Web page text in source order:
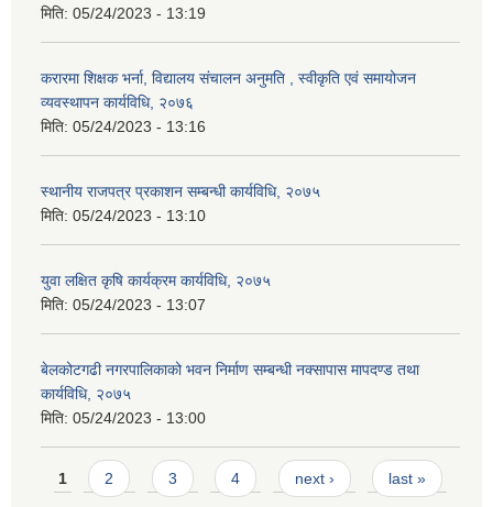
मिति: 05/24/2023 - 13:19
करारमा शिक्षक भर्ना, विद्यालय संचालन अनुमति , स्वीकृति एवं समायोजन
व्यवस्थापन कार्यविधि, २०७६
मिति: 05/24/2023 - 13:16
स्थानीय राजपत्र प्रकाशन सम्बन्धी कार्यविधि, २०७५
मिति: 05/24/2023 - 13:10
युवा लक्षित कृषि कार्यक्रम कार्यविधि, २०७५
मिति: 05/24/2023 - 13:07
बेलकोटगढी नगरपालिकाको भवन निर्माण सम्बन्धी नक्सापास मापदण्ड तथा
कार्यविधि, २०७५
मिति: 05/24/2023 - 13:00
Pages
1 2 3 4 next › last »